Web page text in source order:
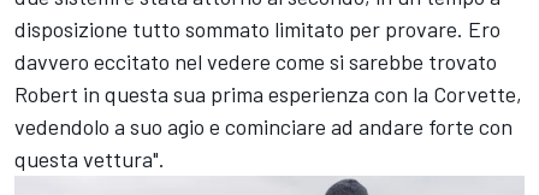
disposizione tutto sommato limitato per provare. Ero
davvero eccitato nel vedere come si sarebbe trovato
Robert in questa sua prima esperienza con la Corvette,
vedendolo a suo agio e cominciare ad andare forte con
questa vettura".